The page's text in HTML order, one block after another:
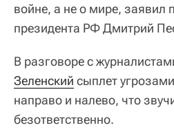
войне, а не о мире, заявил
президента РФ Дмитрий
В разговоре с
Зеленский сыплет
направо и налево, что
безответственно.